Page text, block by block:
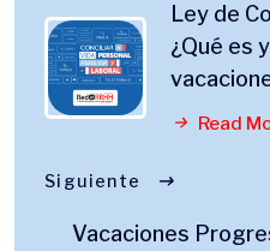
Ley de
¿Qué es
Read
Siguiente
Vacaciones